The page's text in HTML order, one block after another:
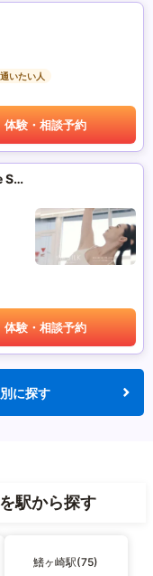
いたい人
体験・相談予約
マシンピラティススタジオ ザ･シルク(the SILK)
体験・相談予約
に探す
駅から探す
鰭ヶ崎駅(75)